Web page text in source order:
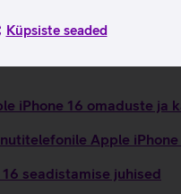
Küpsiste seaded
iPhone 16 omaduste ja
Apple iPhone
seadistamise juhised